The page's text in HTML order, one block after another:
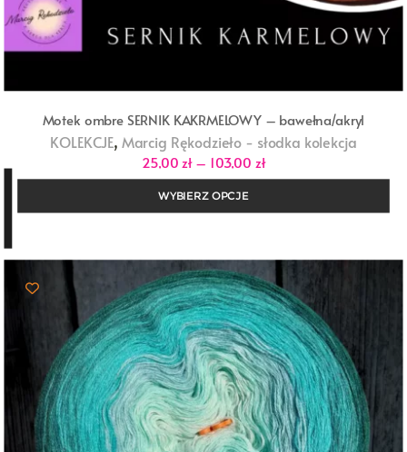
Motek ombre SERNIK KAKRMELOWY – bawełna/akryl
KOLEKCJE, Marcig Rękodzieło - słodka kolekcja
25,00 zł – 103,00 złZakres
cen:
do
WYBIERZ OPCJE